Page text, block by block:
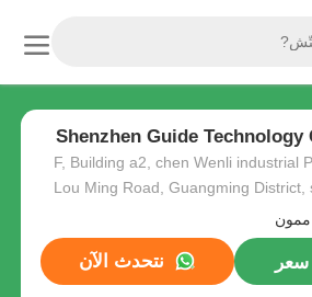
Shenzhen Guide Technology
2/F, Building a2, chen Wenli industrial
Lou Ming Road, Guangming District,
نتحدث الآن